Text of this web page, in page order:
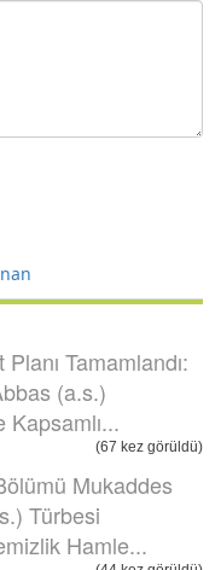
Tamamlandı:
(a.s.)
Kapsamlı...
(67 kez görüldü)
Mukaddes
Türbesi
Hamle...